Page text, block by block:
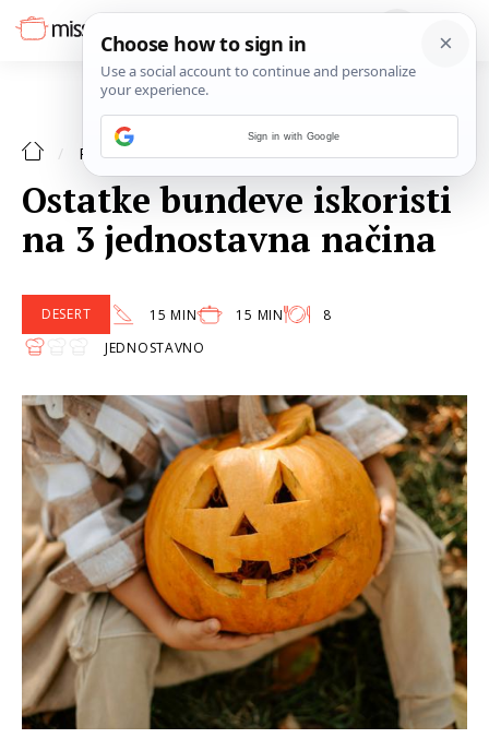
RECEPTI POVRĆE
Ostatke bundeve iskoristi
na 3 jednostavna načina
DESERT 15 MIN 15 MIN
8
JEDNOSTAVNO
Sign in with Google